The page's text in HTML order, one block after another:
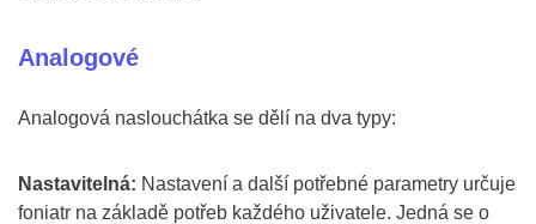
Analogové
Analogová naslouchátka se dělí na dva typy:
Nastavitelná: Nastavení a další potřebné parametry určuje
foniatr na základě potřeb každého uživatele. Jedná se o